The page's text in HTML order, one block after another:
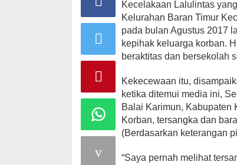
Kecelakaan Lalulintas
Kelurahan Baran Timur
pada bulan Agustus 2017
kepihak keluarga korban.
beraktitas dan bersekolah
Kekecewaan itu,
ketika ditemui media ini,
Balai Karimun, Kabupaten
Korban, tersangka dan
(Berdasarkan keterangan
“Saya pernah melihat